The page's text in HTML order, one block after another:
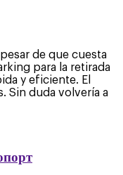
de que cuesta
para la retirada
y eficiente. El
Sin duda volvería a